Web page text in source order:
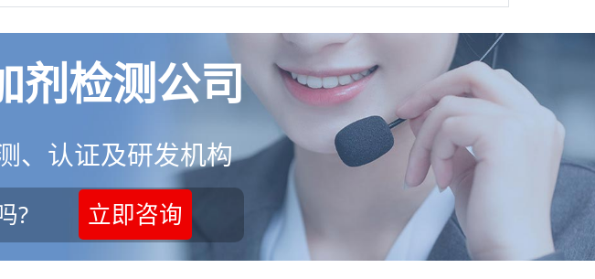
剂检测公司
、认证及研发机构
? 立即咨询